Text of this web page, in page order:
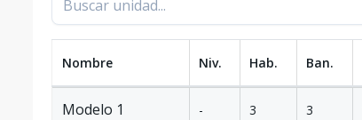
Nombre Niv. Hab. Ban.
Modelo 1 - 3 3